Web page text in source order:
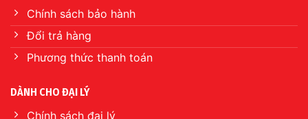
Chính sách bảo hành
Đổi trả hàng
Phương thức thanh toán
DÀNH CHO ĐẠI LÝ
Chính sách đại lý